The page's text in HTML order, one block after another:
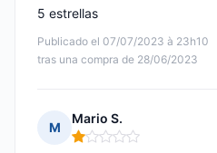
Publicado el 07/07/2023 à 23h10
tras una compra de 28/06/2023
5 estrellas
M
Mario S.
Nota: 1 de 5